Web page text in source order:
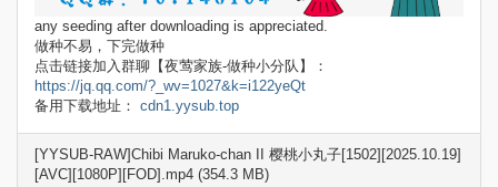
any seeding after downloading is appreciated.
做种不易，下完做种
点击链接加入群聊【夜莺家族-做种小分队】：
https://jq.qq.com/?_wv=1027&k=i122yeQt
备用下载地址： cdn1.yysub.top
[YYSUB-RAW]Chibi Maruko-chan II 樱桃小丸子[1502][2025.10.19]
[AVC][1080P][FOD].mp4 (354.3 MB)